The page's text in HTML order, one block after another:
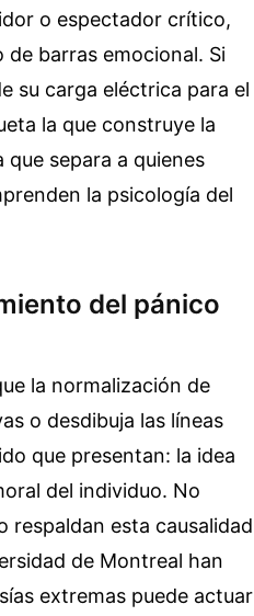
o espectador crítico,
barras emocional. Si
su carga eléctrica para el
la que construye la
separa a quienes
la psicología del
del pánico
la normalización de
o desdibuja las líneas
que presentan: la idea
del individuo. No
respaldan esta causalidad
de Montreal han
extremas puede actuar